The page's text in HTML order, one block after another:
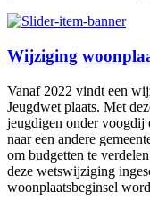
Wijziging
Vanaf 2022 vindt een
Jeugdwet plaats. Met
jeugdigen onder voogdij
naar een andere
om budgetten te
deze wetswijziging
woonplaatsbeginsel